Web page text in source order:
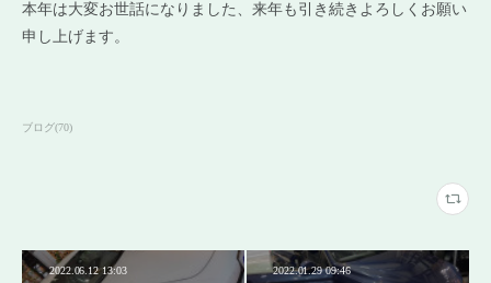
本年は大変お世話になりました、来年も引き続きよろしくお願い
申し上げます。
ブログ(70)
2022.06.12 13:03 2022.01.29 09:46